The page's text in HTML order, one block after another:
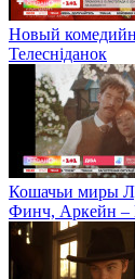
Новый
Телесніданок
Кошачьи миры
Финч, Аркейн –